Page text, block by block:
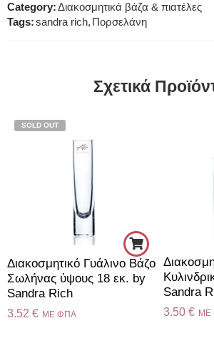
Category:Διακοσμητικά βάζα & πιατέλες
Tags:sandra rich, Πορσελάνη
Σχετικά
SOLD OUT
Διακοσμητικό Γυάλινο Βάζο
Σωλήνας ύψους 18 εκ. by
Sandra Rich
3.52 € ME ΦΠΑ
Sandra
3.50 €